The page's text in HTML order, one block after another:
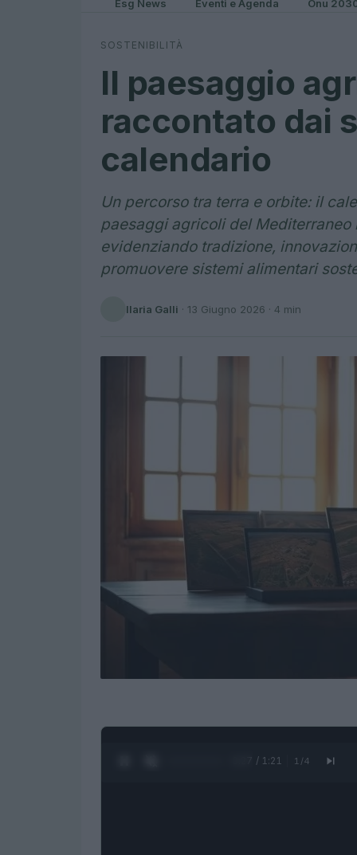
Esg News Eventi e Agenda Onu
SOSTENIBILITÀ
Il paesaggio
raccontato dai
calendario
Un percorso tra terra e orbite: il
paesaggi agricoli del
evidenziando tradizione,
promuovere sistemi alimentari
Ilaria Galli · 13 Giugno 2026 · 4 min
0:28 / 1:21 1 /4